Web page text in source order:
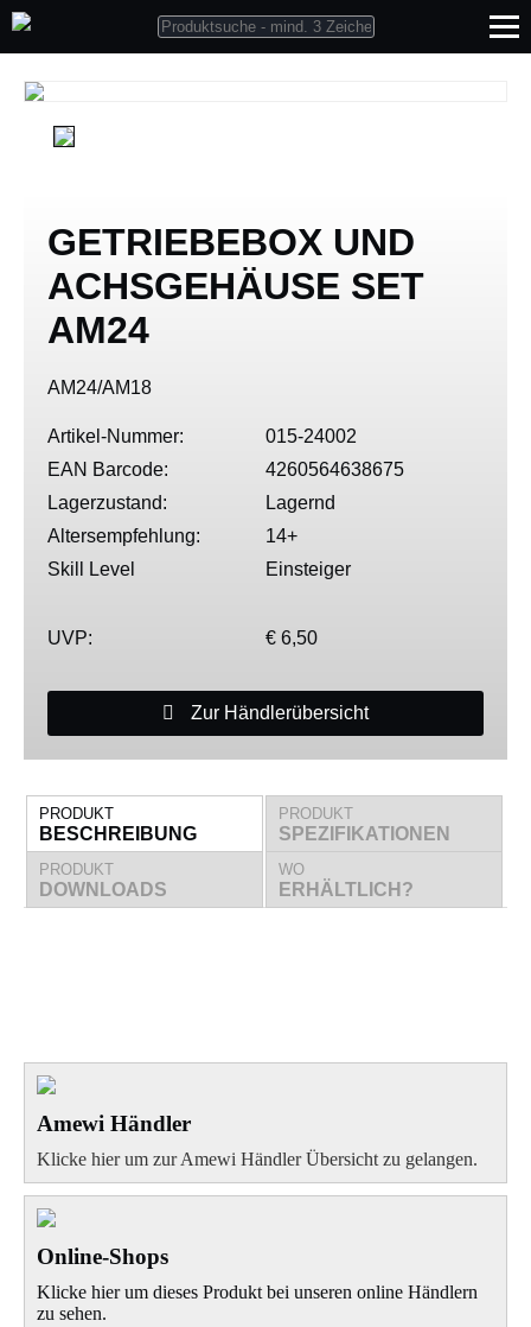
GETRIEBEBOX UND
ACHSGEHÄUSE SET
AM24
AM24/AM18
Artikel-Nummer:
015-24002
EAN Barcode:
4260564638675
Lagerzustand:
Lagernd
Altersempfehlung:
14+
Skill Level
Einsteiger
UVP: € 6,50
Zur Händlerübersicht
PRODUKT
BESCHREIBUNG
PRODUKT
SPEZIFIKATIONEN
PRODUKT
DOWNLOADS
WO
ERHÄLTLICH?
Amewi Händler
Klicke hier um zur Amewi Händler Übersicht zu gelangen.
Online-Shops
Klicke hier um dieses Produkt bei unseren online Händlern
zu sehen.